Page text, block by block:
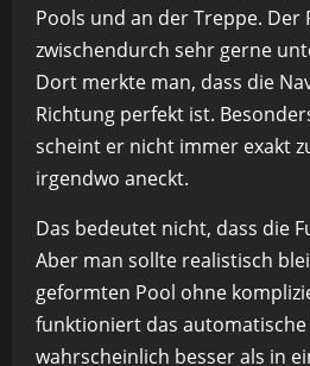
Pools und an der Treppe. Der
zwischendurch sehr gerne
Dort merkte man, dass die
Richtung perfekt ist.
scheint er nicht immer exakt
irgendwo aneckt.
Das bedeutet nicht, dass die
Aber man sollte realistisch
geformten Pool ohne
funktioniert das automatische
wahrscheinlich besser als in